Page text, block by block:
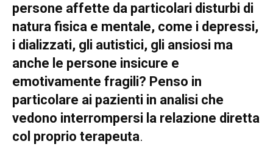
persone affette da particolari disturbi di
natura fisica e mentale, come i depressi,
i dializzati, gli autistici, gli ansiosi ma
anche le persone insicure e
emotivamente fragili? Penso in
particolare ai pazienti in analisi che
vedono interrompersi la relazione diretta
col proprio terapeuta.